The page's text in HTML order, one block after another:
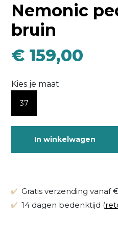
Nemonic
bruin
€ 159,00
Kies je maat
37
In winkelwagen
Gratis verzending vanaf
14 dagen bedenktijd (